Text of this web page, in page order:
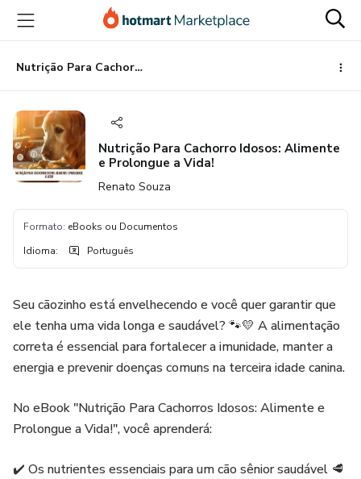
para
conteúdo
principal
para
pagamento
para
rodapé
Nutrição Para Cachorro Idosos: Alimente e Prolongue a Vida!
Nutrição Para Cachorro Idosos: Alimente
e Prolongue a Vida!
Renato Souza
Formato: eBooks ou Documentos
Idioma: Português
Seu cãozinho está envelhecendo e você quer garantir que
ele tenha uma vida longa e saudável? 🐾💛 A alimentação
correta é essencial para fortalecer a imunidade, manter a
energia e prevenir doenças comuns na terceira idade canina.
No eBook "Nutrição Para Cachorros Idosos: Alimente e
Prolongue a Vida!", você aprenderá:
✔️ Os nutrientes essenciais para um cão sênior saudável 🥩